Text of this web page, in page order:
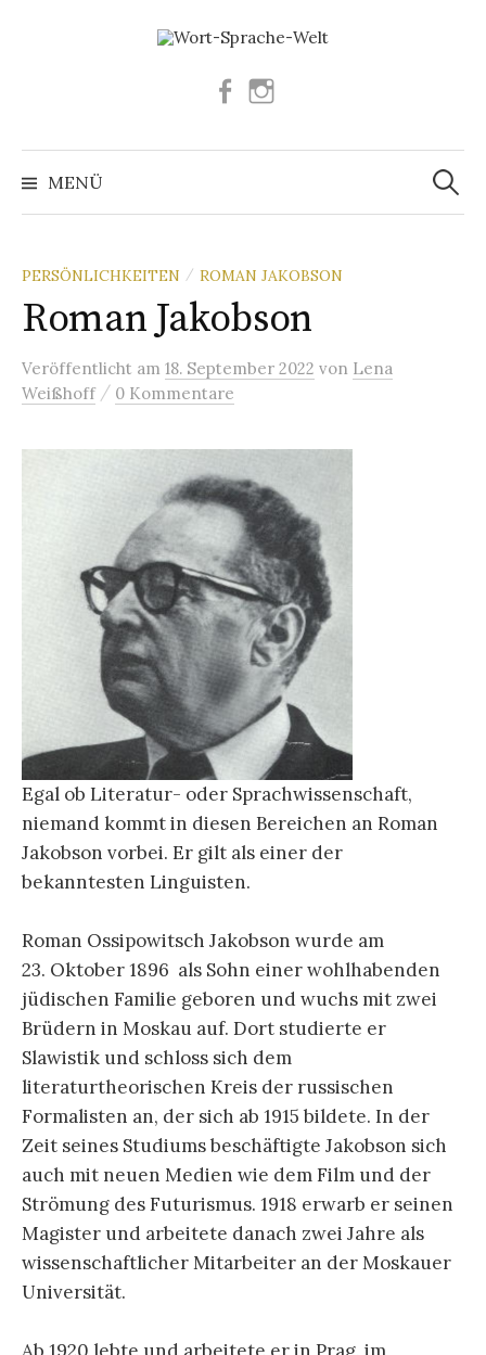
Facebook
MENÜ
Suchen
nach:
PERSÖNLICHKEITEN / ROMAN JAKOBSON
Roman Jakobson
Veröffentlicht am 18. September 2022 von Lena
Weißhoff / 0 Kommentare
Egal ob Literatur- oder Sprachwissenschaft,
niemand kommt in diesen Bereichen an Roman
Jakobson vorbei. Er gilt als einer der
bekanntesten Linguisten.
Roman Ossipowitsch Jakobson wurde am
23. Oktober 1896 als Sohn einer wohlhabenden
jüdischen Familie geboren und wuchs mit zwei
Brüdern in Moskau auf. Dort studierte er
Slawistik und schloss sich dem
literaturtheorischen Kreis der russischen
Formalisten an, der sich ab 1915 bildete. In der
Zeit seines Studiums beschäftigte Jakobson sich
auch mit neuen Medien wie dem Film und der
Strömung des Futurismus. 1918 erwarb er seinen
Magister und arbeitete danach zwei Jahre als
wissenschaftlicher Mitarbeiter an der Moskauer
Universität.